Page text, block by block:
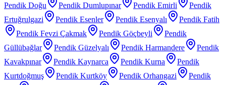
Pendik Doğu
Pendik Dumlupınar Pendik Emirli
Pendik
Ertuğrulgazi
Pendik Esenler Pendik Esenyalı
Pendik Fatih
Pendik Fevzi Çakmak
Pendik Göçbeyli
Pendik
Güllübağlar
Pendik Güzelyalı Pendik Harmandere
Pendik
Kavakpınar
Pendik Kaynarca Pendik Kurna
Pendik
Kurtdoğmuş
Pendik Kurtköy Pendik Orhangazi
Pendik